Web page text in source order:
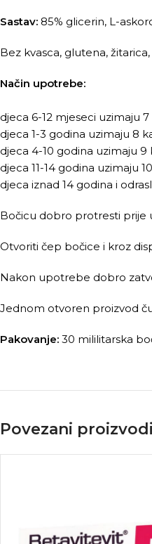
Sastav: 85% glicerin, L-
Bez kvasca, glutena,
Način upotrebe:
djeca 6-12 mjeseci uzimaju
djeca 1-3 godina uzimaju 8
djeca 4-10 godina uzimaju 9
djeca 11-14 godina uzimaju
djeca iznad 14 godina i
Bočicu dobro protresti prije
Otvoriti čep bočice i kroz
Nakon upotrebe dobro
Jednom otvoren proizvod
Pakovanje: 30 mililitarska
Povezani proizvodi